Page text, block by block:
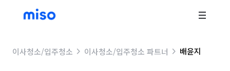
이사청소/입주청소 이사청소/입주청소 파트너 배윤지